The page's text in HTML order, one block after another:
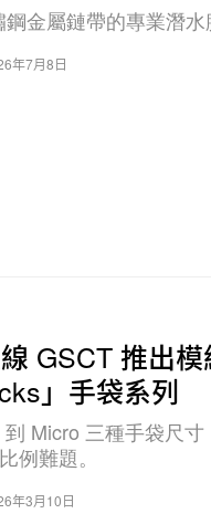
金屬鏈帶的專業潛水
年7月8日
GSCT 推出模
」手袋系列
Micro 三種手袋尺寸
例難題。
年3月10日